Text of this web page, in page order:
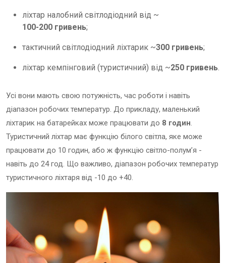
ліхтар налобний світлодіодний від ~
100-200 гривень;
тактичний світлодіодний ліхтарик ~300 гривень;
ліхтар кемпінговий (туристичний) від ~250 гривень
Усі вони мають свою потужність, час роботи і навіть
діапазон робочих температур. До прикладу, маленький
ліхтарик на батарейках може працювати до 8 годин.
Туристичний ліхтар має функцію білого світла, яке може
працювати до 10 годин, або ж функцію світло-полум’я -
навіть до 24 год. Що важливо, діапазон робочих температур
туристичного ліхтаря від -10 до +40.